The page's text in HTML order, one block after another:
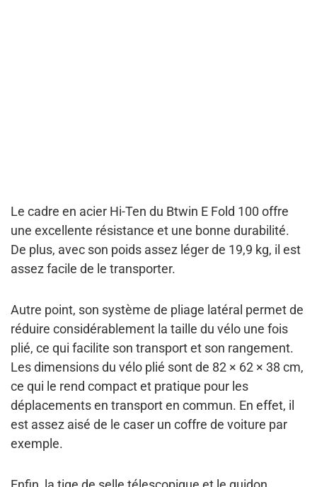
Le cadre en acier Hi-Ten du Btwin E Fold 100 offre
une excellente résistance et une bonne durabilité.
De plus, avec son poids assez léger de 19,9 kg, il est
assez facile de le transporter.
Autre point, son système de pliage latéral permet de
réduire considérablement la taille du vélo une fois
plié, ce qui facilite son transport et son rangement.
Les dimensions du vélo plié sont de 82 × 62 × 38 cm,
ce qui le rend compact et pratique pour les
déplacements en transport en commun. En effet, il
est assez aisé de le caser un coffre de voiture par
exemple.